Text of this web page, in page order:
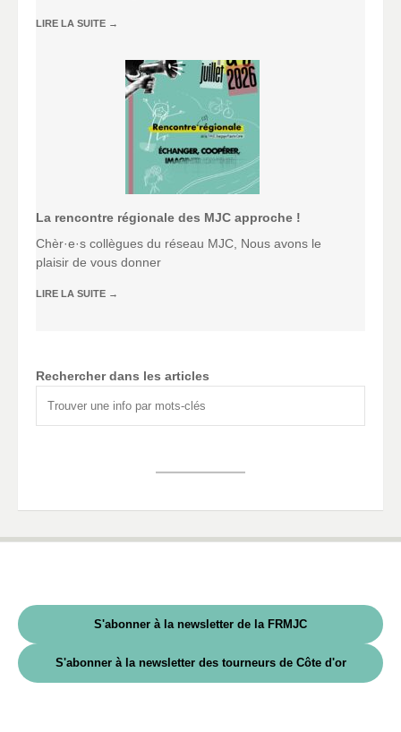
LIRE LA SUITE →
La rencontre régionale des MJC approche !
Chèr·e·s collègues du réseau MJC, Nous avons le
plaisir de vous donner
LIRE LA SUITE →
Rechercher dans les articles
S'abonner à la newsletter de la FRMJC
S'abonner à la newsletter des tourneurs de Côte d'or